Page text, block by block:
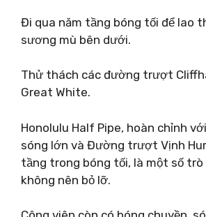
Đi qua năm tầng bóng tối để lao
sương mù bên dưới.
Thử thách các đường trượt
Great White.
Honolulu Half Pipe, hoàn chỉnh
sóng lớn và Đường trượt Vịnh
tầng trong bóng tối, là một số trò
không nên bỏ lỡ.